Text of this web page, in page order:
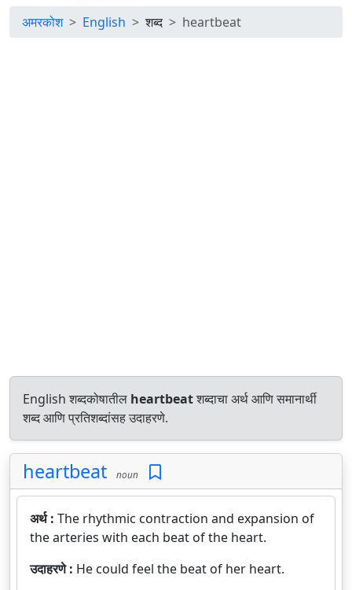
अमरकोश English शब्द heartbeat
English शब्दकोषातील heartbeatशब्दाचा अर्थ आणि समानार्थी
शब्द आणि प्रतिशब्दांसह उदाहरणे.
heartbeat noun
अर्थ : The rhythmic contraction and expansion of
the arteries with each beat of the heart.
उदाहरणे : He could feel the beat of her heart.